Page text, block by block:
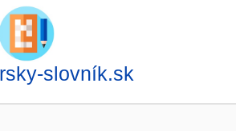
slovník.sk